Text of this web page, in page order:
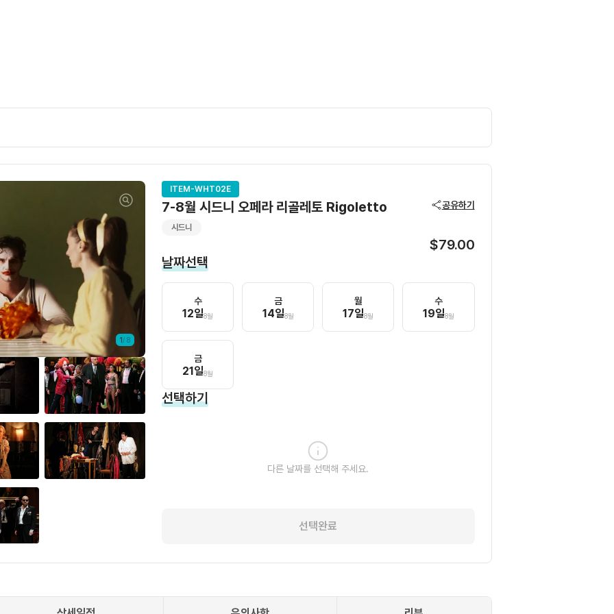
1/ 8
ITEM-WHT02E
7-8월 시드니 오페라 리골레토 Rigoletto 공유하기
시드니
$79.00
날짜선택
수
12일8월
금
14일8월
월
17일8월
수
19일8월
금
21 일8월
선택하기
다른 날짜를 선택해 주세요.
선택완료